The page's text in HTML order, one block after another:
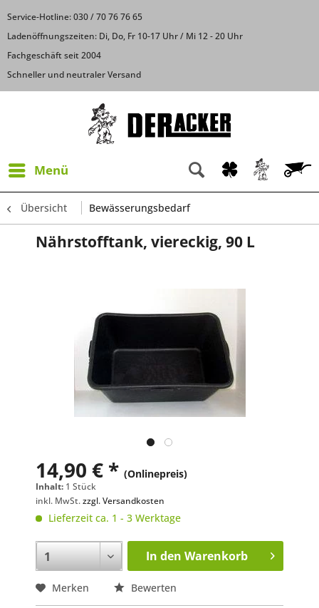
Service-Hotline: 030 / 70 76 76 65
Ladenöffnungszeiten: Di, Do, Fr 10-17 Uhr / Mi 12 - 20 Uhr
Fachgeschäft seit 2004
Schneller und neutraler Versand
Menü
Übersicht Bewässerungsbedarf
Nährstofftank, viereckig, 90 L
14,90 € * (Onlinepreis)
Inhalt: 1 Stück
inkl. MwSt.zzgl. Versandkosten
Lieferzeit ca. 1 - 3 Werktage
In den Warenkorb
Merken Bewerten